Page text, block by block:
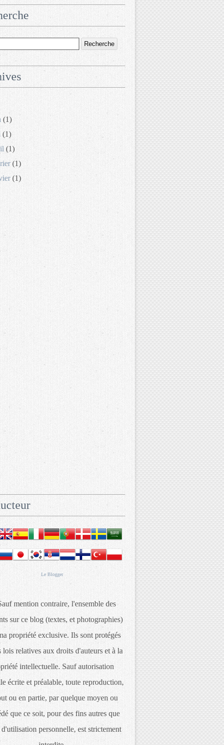
(1)
(1)
(1)
(1)
(1)
Le Blogger
mention contraire, l'ensemble des
sur ce blog (textes, et photographies)
propriété exclusive. Ils sont protégés
lois relatives aux droits d'auteurs et à la
intellectuelle. Sauf autorisation
écrite et préalable, toute reproduction,
ou en partie, par quelque moyen ou
que ce soit, pour des fins autres que
d'utilisation personnelle, est strictement